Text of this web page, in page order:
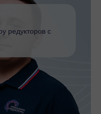
редукторов с